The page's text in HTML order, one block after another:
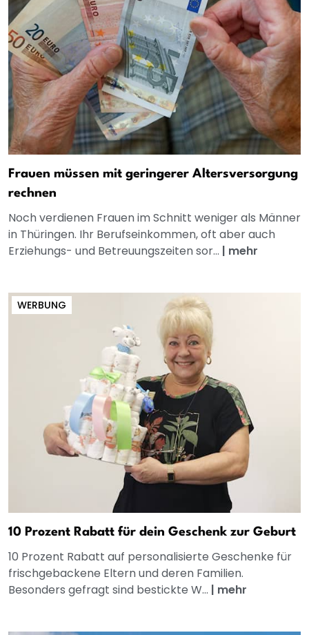
Frauen müssen mit geringerer Altersversorgung
rechnen
Noch verdienen Frauen im Schnitt weniger als Männer
in Thüringen. Ihr Berufseinkommen, oft aber auch
Erziehungs- und Betreuungszeiten sor... | mehr
WERBUNG
10 Prozent Rabatt für dein Geschenk zur Geburt
10 Prozent Rabatt auf personalisierte Geschenke für
frischgebackene Eltern und deren Familien.
Besonders gefragt sind bestickte W... | mehr